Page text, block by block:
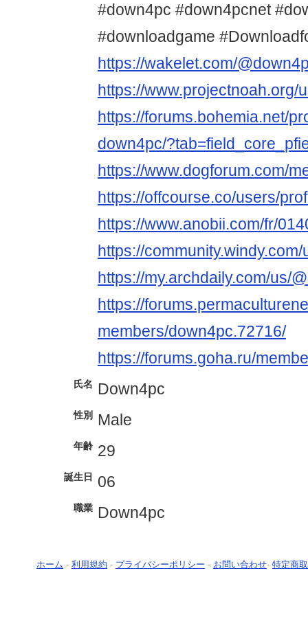
#down4pc #down4pcnet
#downloadgame
https://wakelet.com/
https://www.projectnoah.org/
https://forums.bohemia.net/
down4pc/
https://www.dogforum.com/
https://offcourse.co/users/
https://www.anobii.com/fr/
https://
https://my.archdaily.com/us/
https://
members/down4pc.72716/
https://forums.goha.ru/
氏名 Down4pc
性別 Male
年齢 29
誕生日 06
職業 Down4pc
ホーム - 利用規約 - プライバシーポリシー - お問い合わせ- 特定商